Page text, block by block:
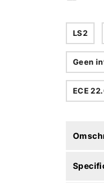
LS2
Geen
ECE